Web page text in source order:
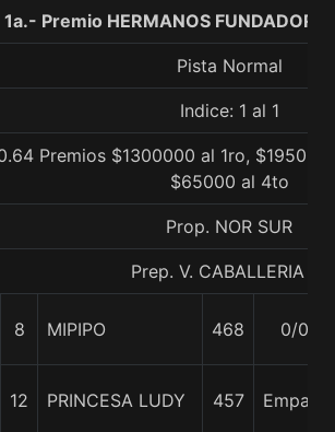
1a.- Premio HERMANOS
Pista Normal
Indice: 1 al 1
Premios $1300000 al 1ro,
$65000 al 4to
Prop. NOR SUR
Prep. V. CABALLERIA C.
8 MIPIPO 468 0/0
12 PRINCESA LUDY 457 Empate